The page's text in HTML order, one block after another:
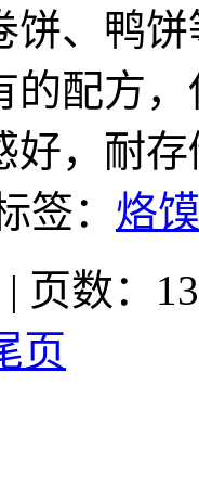
饼、鸭
的配方
好，耐存
签： 烙
页数：13
页